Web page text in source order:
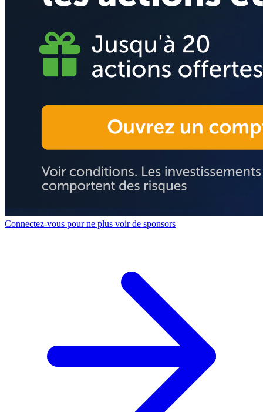
Connectez-vous pour ne plus voir de sponsors